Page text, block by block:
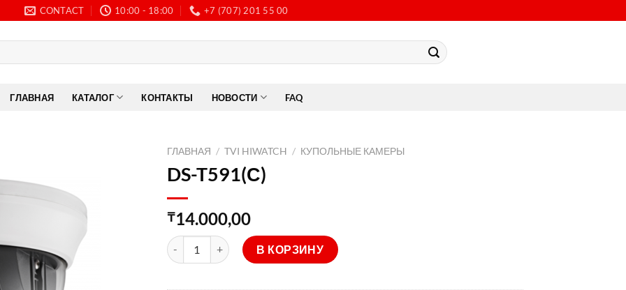
CONTACT 10:00 - 18:00 +7 (707) 201 55 00
ГЛАВНАЯ КАТАЛОГ КОНТАКТЫ НОВОСТИ FAQ
ГЛАВНАЯ / TVI HIWATCH / КУПОЛЬНЫЕ КАМЕРЫ
DS-T591(С)
₸14.000,00
Количество товара DS-T591(С)
В КОРЗИНУ